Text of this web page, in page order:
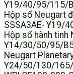
Y19/40/95/115/
Hộp số Neugart
SSSA3AE- Y19/
Hộp số hành tinh
Y14/30/50/95/
Neugart
Y24/50/130/